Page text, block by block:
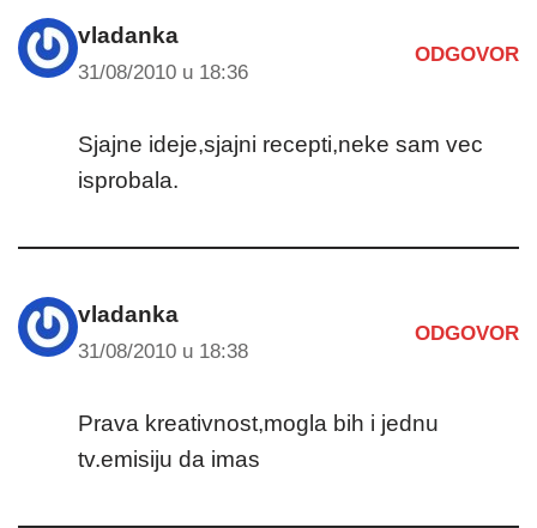
vladanka
31/08/2010 u 18:36
ODGOVOR
Sjajne ideje,sjajni recepti,neke sam vec
isprobala.
vladanka
31/08/2010 u 18:38
ODGOVOR
Prava kreativnost,mogla bih i jednu
tv.emisiju da imas